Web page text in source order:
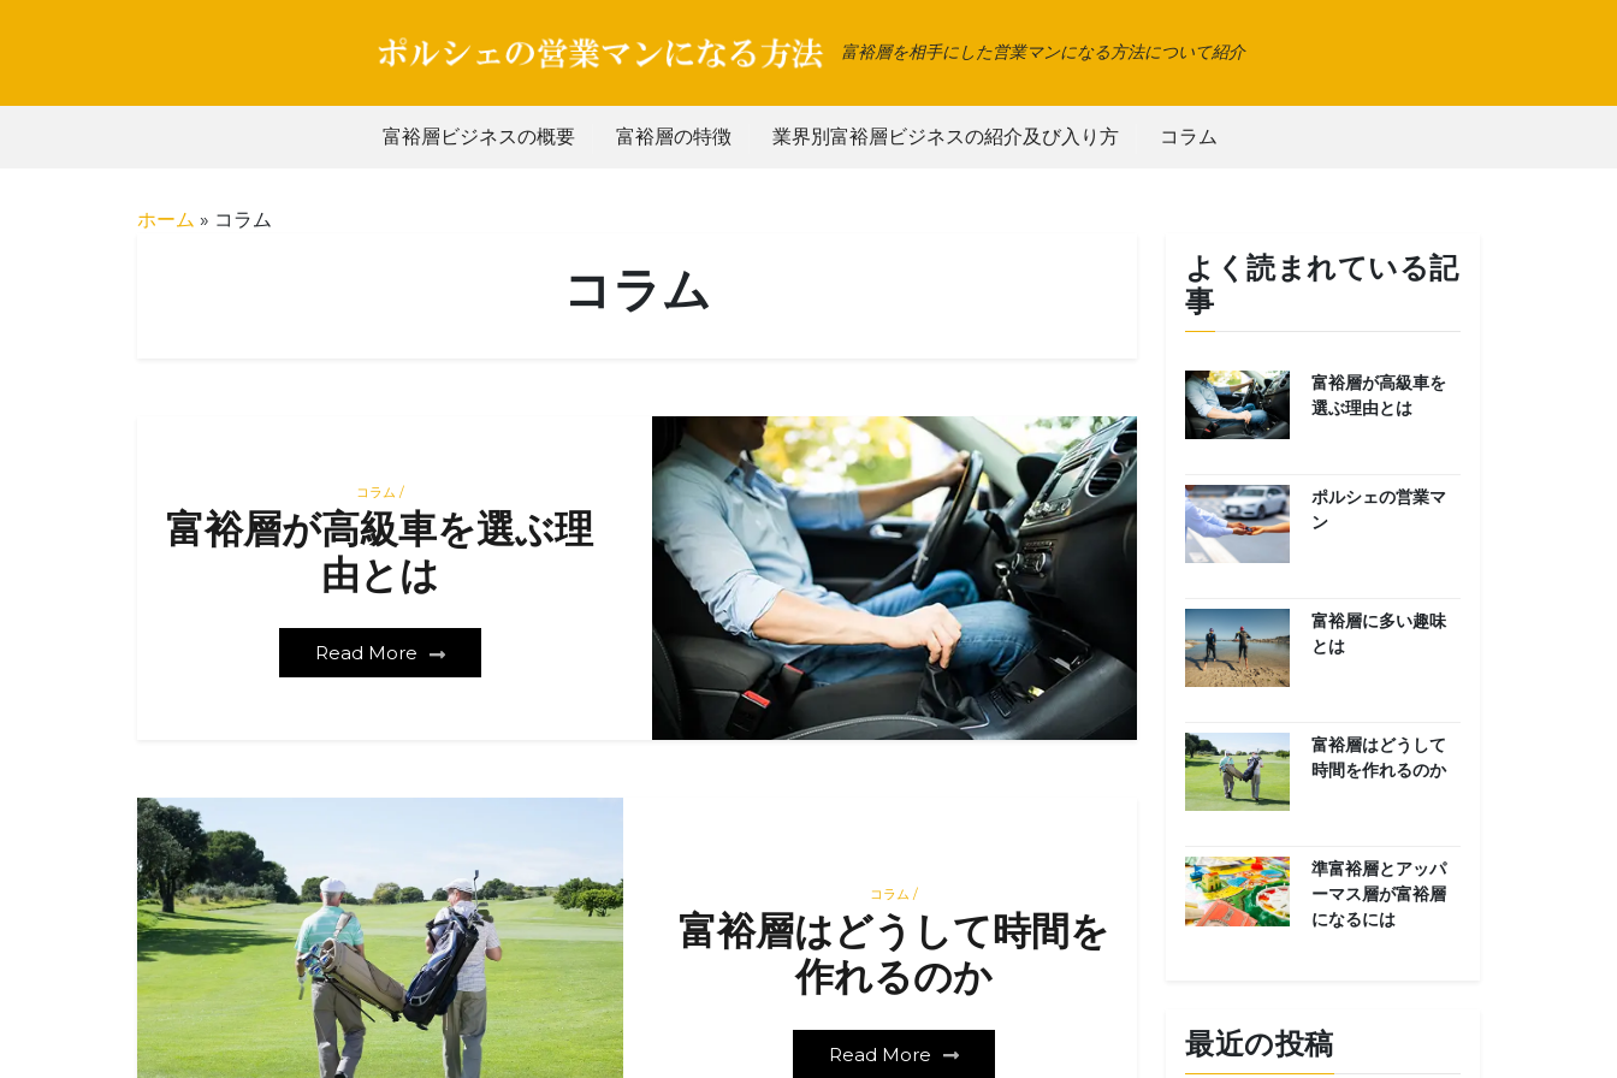
富裕層を相手にした営業マンになる方法について紹介
富裕層ビジネスの概要 富裕層の特徴 業界別富裕層ビジネスの紹介及び入り方 コラム
ホーム » コラム
コラム
コラム /
富裕層が高級車を選ぶ理
由とは
Read More
コラム /
富裕層はどうして時間を
作れるのか
Read More
よく読まれている記
事
富裕層が高級車を
選ぶ理由とは
ポルシェの営業マ
ン
富裕層に多い趣味
とは
富裕層はどうして
時間を作れるのか
準富裕層とアッパ
ーマス層が富裕層
になるには
最近の投稿